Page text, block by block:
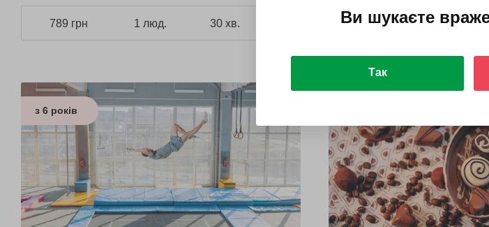
789 грн 1 люд. 30 хв. Купити для себе
з 6 років
Ви шукаєте
Так